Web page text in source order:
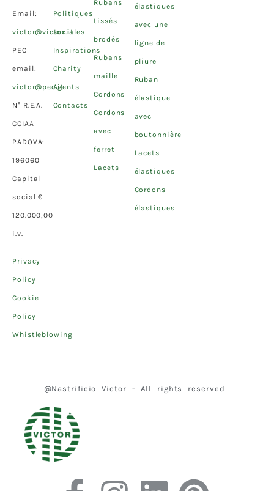
Email:
victor@victor.it
PEC
email:
victor@pec.it
N° R.E.A.
CCIAA
PADOVA:
196060
Capital
social €
120.000,00
i.v.
Privacy
Policy
Cookie
Policy
Whistleblowing
Politiques
sociales
Inspirations
Charity
Agents
Contacts
Rubans
tissés
brodés
Rubans
maille
Cordons
Cordons
avec
ferret
Lacets
élastiques
avec une
ligne de
pliure
Ruban
élastique
avec
boutonnière
Lacets
élastiques
Cordons
élastiques
@Nastrificio Victor - All rights reserved